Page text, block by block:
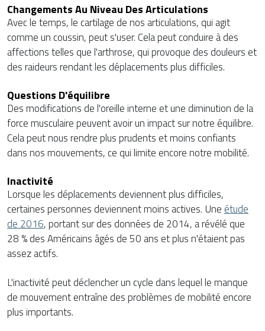
Changements Au Niveau Des Articulations
Avec le temps, le cartilage de nos articulations, qui agit
comme un coussin, peut s'user. Cela peut conduire à des
affections telles que l'arthrose, qui provoque des douleurs et
des raideurs rendant les déplacements plus difficiles.
Questions D'équilibre
Des modifications de l'oreille interne et une diminution de la
force musculaire peuvent avoir un impact sur notre équilibre.
Cela peut nous rendre plus prudents et moins confiants
dans nos mouvements, ce qui limite encore notre mobilité.
Inactivité
Lorsque les déplacements deviennent plus difficiles,
certaines personnes deviennent moins actives. Une étude
de 2016, portant sur des données de 2014, a révélé que
28 % des Américains âgés de 50 ans et plus n'étaient pas
assez actifs.
L'inactivité peut déclencher un cycle dans lequel le manque
de mouvement entraîne des problèmes de mobilité encore
plus importants.